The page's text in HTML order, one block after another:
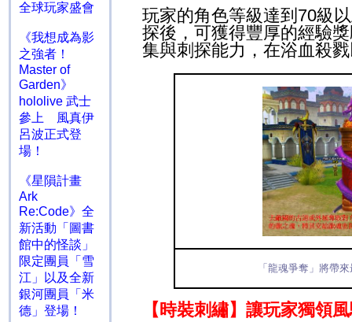
全球玩家盛會
《我想成為影
之強者！
Master of
Garden》
hololive 武士
參上 風真伊
呂波正式登
場！
《星隕計畫
Ark
Re:Code》全
新活動「圖書
館中的怪談」
限定團員「雪
江」以及全新
銀河團員「米
德」登場！
玩家的角色等級達到 70級
探後，可獲得豐厚的經驗
集與刺探能力，在浴血殺
「龍魂爭奪」將帶
【時裝刺繡】讓玩家獨領